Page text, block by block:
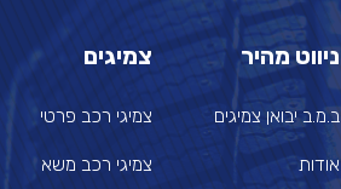
ניווט מהיר
ב.מ.ב יבואן צמיגים
אודות
צמיגים
צמיגי רכב פרטי
צמיגי רכב משא